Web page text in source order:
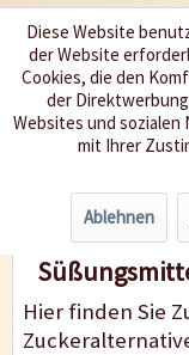
Menü
Süßungsmittel
Hier finden Sie
Diese Website
der Website
Cookies, die den
der
Websites und
mit Ihrer
Ablehnen